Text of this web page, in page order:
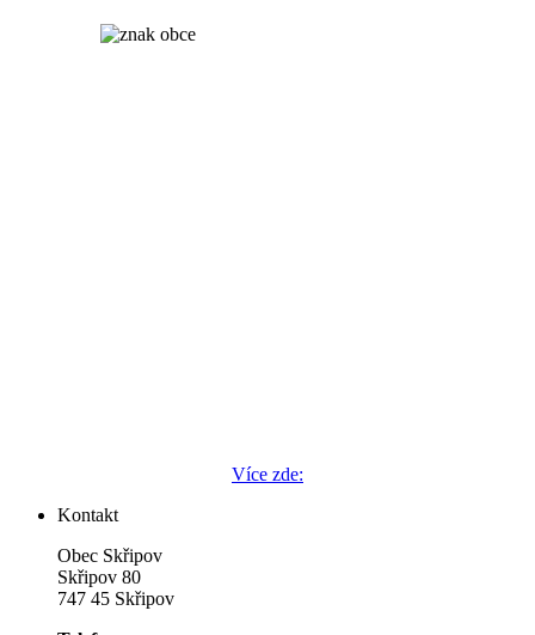
Více zde:
Kontakt
Obec Skřipov
Skřipov 80
747 45 Skřipov